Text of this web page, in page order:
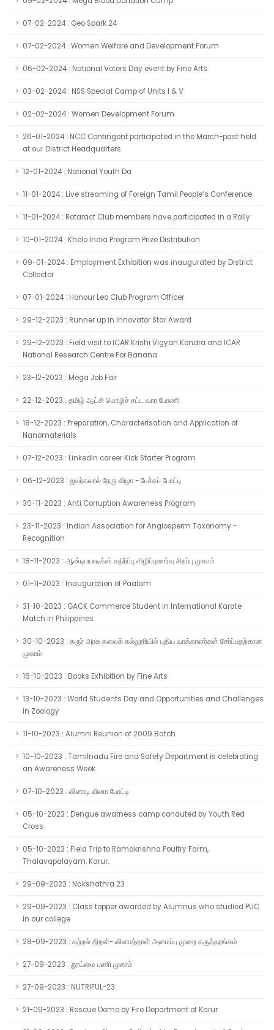
07-02-2024 : Geo Spark 24
07-02-2024 : Women Welfare and Development Forum
06-02-2024 : National Voters Day event by Fine Arts
03-02-2024 : NSS Special Camp of Units I & V
02-02-2024 : Women Development Forum
26-01-2024 : NCC Contingent participated in the March-past held
at our District Headquarters
12-01-2024 : National Youth Da
11-01-2024 : Live streaming of Foreign Tamil People’s Conference
11-01-2024 : Rotaract Club members have participated in a Rally
10-01-2024 : Khelo India Program Prize Distribution
09-01-2024 : Employment Exhibition was inaugurated by District
Collector
07-01-2024 : Honour Leo Club Program Officer
29-12-2023 : Runner up in Innovator Star Award
29-12-2023 : Field visit to ICAR Krishi Vigyan Kendra and ICAR
National Research Centre For Banana
23-12-2023 : Mega Job Fair
22-12-2023 : தமிழ் ஆட்சி மொழிச் சட்ட வார பேரணி
18-12-2023 : Preparation, Characterisation and Application of
Nanomaterials
07-12-2023 : LinkedIn career Kick Starter Program
06-12-2023 : ஜவர்கலால் நேரு விழா - பேச்சுப் போட்டி
30-11-2023 : Anti Corruption Awareness Program
23-11-2023 : Indian Association for Angiosperm Taxonomy -
Recognition
18-11-2023 : ஆன்டிபயாடிக்ஸ் எதிர்ப்பு விழிப்புணர்வு சிறப்பு முகாம்
01-11-2023 : Inauguration of Paalam
31-10-2023 : GACK Commerce Student in International Karate
Match in Philippines
30-10-2023 : கரூர் அரசு கலைக் கல்லூரியில் புதிய வாக்காளர்கள் சேர்ப்பதற்கான
முகாம்
16-10-2023 : Books Exhibition by Fine Arts
13-10-2023 : World Students Day and Opportunities and Challenges
in Zoology
11-10-2023 : Alumni Reunion of 2009 Batch
10-10-2023 : Tamilnadu Fire and Safety Department is celebrating
an Awareness Week
07-10-2023 : வினாடி வினா போட்டி
05-10-2023 : Dengue awarness camp conduted by Youth Red
Cross
05-10-2023 : Field Trip to Ramakrishna Poultry Farm,
Thalavapalayam, Karur.
29-09-2023 : Nakshathra 23
29-09-2023 : Class topper awarded by Alumnus who studied PUC
in our college
28-09-2023 : கற்றல் திறன்- வினாத்தாள் அமைப்பு முறை கருத்தரங்கம்
27-09-2023 : தூய்மை பணி முகாம்
27-09-2023 : NUTRIFUL-23
21-09-2023 : Rescue Demo by Fire Department of Karur